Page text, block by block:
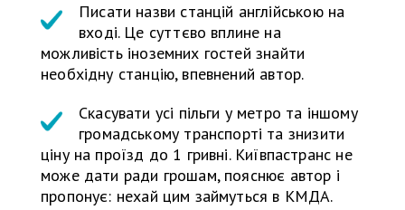
Писати назви станцій англійською на
вході. Це суттєво вплине на
можливість іноземних гостей знайти
необхідну станцію, впевнений автор.
Скасувати усі пільги у метро та іншому
громадському транспорті та знизити
ціну на проїзд до 1 гривні. Київпастранс не
може дати ради грошам, пояснює автор і
пропонує: нехай цим займуться в КМДА.